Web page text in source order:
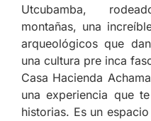
Utcubamba,
montañas, una
arqueológicos que
una cultura pre inca
Casa Hacienda
una experiencia que
historias. Es un